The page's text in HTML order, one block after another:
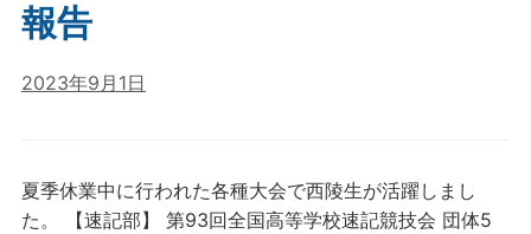
報告
2023年9月1日
夏季休業中に行われた各種大会で西陵生が活躍しまし
た。 【速記部】 第93回全国高等学校速記競技会 団体5